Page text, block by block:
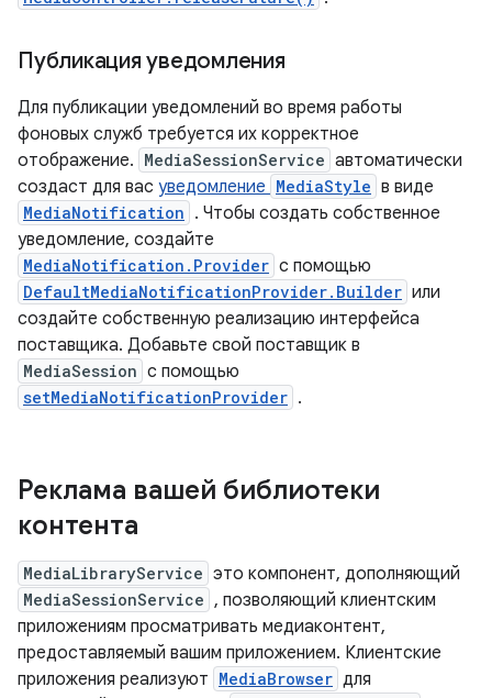
Публикация уведомления
Для публикации уведомлений во время работы
фоновых служб требуется их корректное
отображение. MediaSessionService автоматически
создаст для вас уведомление MediaStyle в виде
MediaNotification . Чтобы создать собственное
уведомление, создайте
MediaNotification.Provider с помощью
DefaultMediaNotificationProvider.Builder или
создайте собственную реализацию интерфейса
поставщика. Добавьте свой поставщик в
MediaSession с помощью
setMediaNotificationProvider .
Реклама вашей библиотеки
контента
MediaLibraryService это компонент, дополняющий
MediaSessionService , позволяющий клиентским
приложениям просматривать медиаконтент,
предоставляемый вашим приложением. Клиентские
приложения реализуют MediaBrowser для